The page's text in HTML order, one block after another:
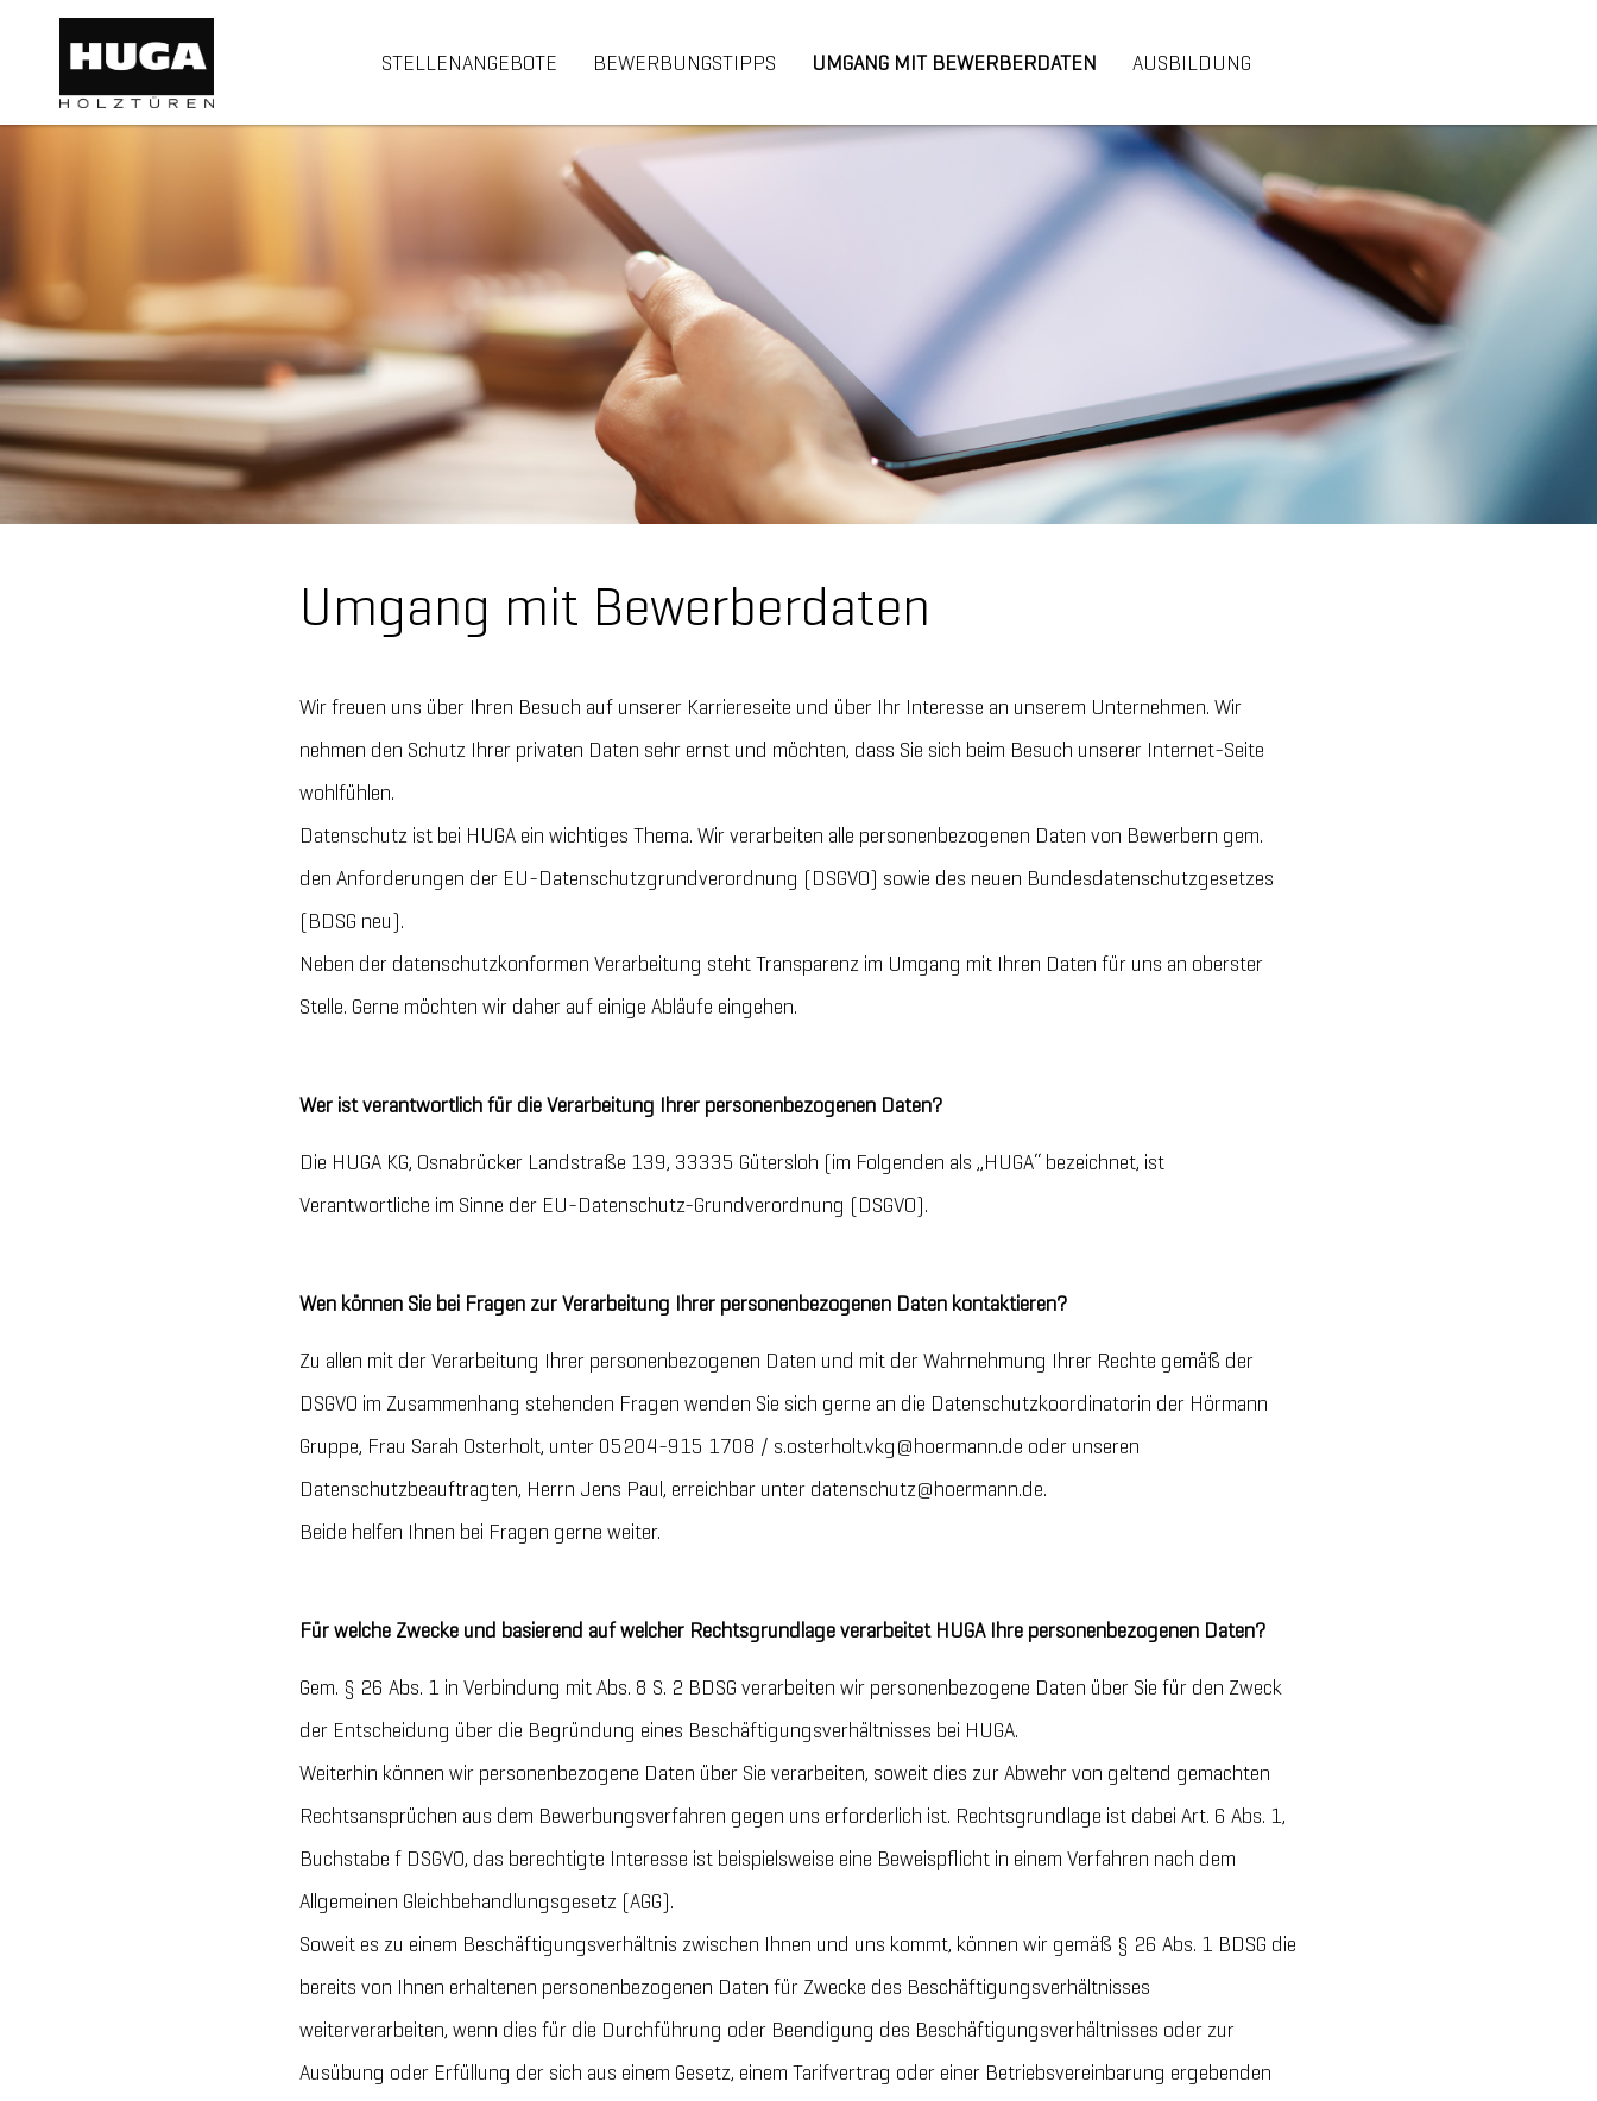
STELLENANGEBOTE BEWERBUNGSTIPPS UMGANG MIT BEWERBERDATEN AUSBILDUNG
Umgang mit Bewerberdaten
Wir freuen uns über Ihren Besuch auf unserer Karriereseite und über Ihr Interesse an unserem Unternehmen. Wir
nehmen den Schutz Ihrer privaten Daten sehr ernst und möchten, dass Sie sich beim Besuch unserer Internet-Seite
wohlfühlen.
Datenschutz ist bei HUGA ein wichtiges Thema. Wir verarbeiten alle personenbezogenen Daten von Bewerbern gem.
den Anforderungen der EU-Datenschutzgrundverordnung (DSGVO) sowie des neuen Bundesdatenschutzgesetzes
(BDSG neu).
Neben der datenschutzkonformen Verarbeitung steht Transparenz im Umgang mit Ihren Daten für uns an oberster
Stelle. Gerne möchten wir daher auf einige Abläufe eingehen.
Wer ist verantwortlich für die Verarbeitung Ihrer personenbezogenen Daten?
Die HUGA KG, Osnabrücker Landstraße 139, 33335 Gütersloh (im Folgenden als „HUGA“ bezeichnet, ist
Verantwortliche im Sinne der EU-Datenschutz-Grundverordnung (DSGVO).
Wen können Sie bei Fragen zur Verarbeitung Ihrer personenbezogenen Daten kontaktieren?
Zu allen mit der Verarbeitung Ihrer personenbezogenen Daten und mit der Wahrnehmung Ihrer Rechte gemäß der
DSGVO im Zusammenhang stehenden Fragen wenden Sie sich gerne an die Datenschutzkoordinatorin der Hörmann
Gruppe, Frau Sarah Osterholt, unter 05204-915 1708 / s.osterholt.vkg@hoermann.de oder unseren
Datenschutzbeauftragten, Herrn Jens Paul, erreichbar unter datenschutz@hoermann.de.
Beide helfen Ihnen bei Fragen gerne weiter.
Für welche Zwecke und basierend auf welcher Rechtsgrundlage verarbeitet HUGA Ihre personenbezogenen Daten?
Gem. § 26 Abs. 1 in Verbindung mit Abs. 8 S. 2 BDSG verarbeiten wir personenbezogene Daten über Sie für den Zweck
der Entscheidung über die Begründung eines Beschäftigungsverhältnisses bei HUGA.
Weiterhin können wir personenbezogene Daten über Sie verarbeiten, soweit dies zur Abwehr von geltend gemachten
Rechtsansprüchen aus dem Bewerbungsverfahren gegen uns erforderlich ist. Rechtsgrundlage ist dabei Art. 6 Abs. 1,
Buchstabe f DSGVO, das berechtigte Interesse ist beispielsweise eine Beweispflicht in einem Verfahren nach dem
Allgemeinen Gleichbehandlungsgesetz (AGG).
Soweit es zu einem Beschäftigungsverhältnis zwischen Ihnen und uns kommt, können wir gemäß § 26 Abs. 1 BDSG die
bereits von Ihnen erhaltenen personenbezogenen Daten für Zwecke des Beschäftigungsverhältnisses
weiterverarbeiten, wenn dies für die Durchführung oder Beendigung des Beschäftigungsverhältnisses oder zur
Ausübung oder Erfüllung der sich aus einem Gesetz, einem Tarifvertrag oder einer Betriebsvereinbarung ergebenden